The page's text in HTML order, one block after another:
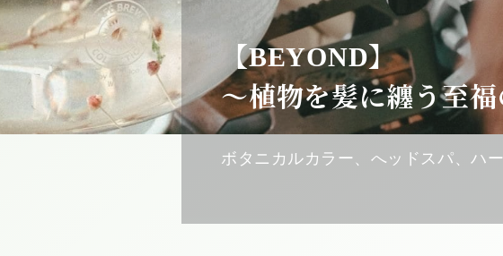
【ボタニカルカラー】
100％天然植物パウダ
国産の与論島ヘナ、インディゴ、タ